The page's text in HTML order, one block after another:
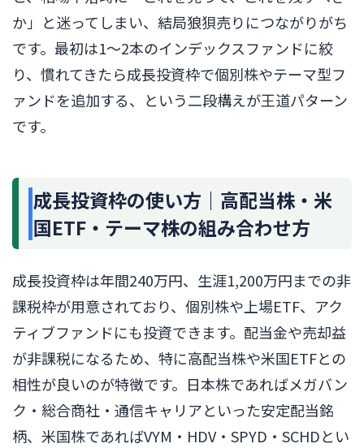
か」と迷ってしまい、結局狼狽売りにつながりがち
です。最初は1〜2本のインデックスファンドに絞
り、慣れてきたら成長投資枠で個別株やテーマ型フ
ァンドを追加する、という二段構えが王道パターン
です。
成長投資枠の使い方｜高配当株・米
国ETF・テーマ株の組み合わせ方
成長投資枠は年間240万円、生涯1,200万円までの非
課税枠が用意されており、個別株や上場ETF、アク
ティブファンドにも投資できます。配当金や売却益
が非課税になるため、特に高配当株や米国ETFとの
相性が良いのが特徴です。日本株であればメガバン
ク・総合商社・通信キャリアといった安定配当銘
柄、米国株であればVYM・HDV・SPYD・SCHDとい